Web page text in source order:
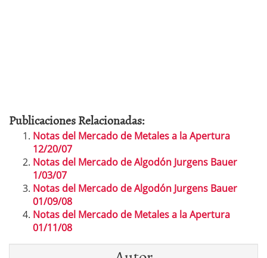
Publicaciones Relacionadas:
Notas del Mercado de Metales a la Apertura
12/20/07
Notas del Mercado de Algodón Jurgens Bauer
1/03/07
Notas del Mercado de Algodón Jurgens Bauer
01/09/08
Notas del Mercado de Metales a la Apertura
01/11/08